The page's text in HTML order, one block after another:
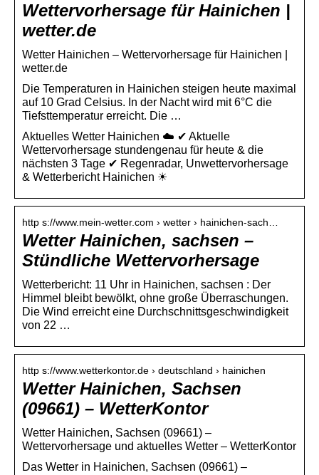
Wettervorhersage für Hainichen |
wetter.de
Wetter Hainichen – Wettervorhersage für Hainichen |
wetter.de
Die Temperaturen in Hainichen steigen heute maximal
auf 10 Grad Celsius. In der Nacht wird mit 6°C die
Tiefsttemperatur erreicht. Die …
Aktuelles Wetter Hainichen ☁️ ✔ Aktuelle
Wettervorhersage stundengenau für heute & die
nächsten 3 Tage ✔ Regenradar, Unwettervorhersage
& Wetterbericht Hainichen ☀
http s://www.mein-wetter.com › wetter › hainichen-sach…
Wetter Hainichen, sachsen –
Stündliche Wettervorhersage
Wetterbericht: 11 Uhr in Hainichen, sachsen : Der
Himmel bleibt bewölkt, ohne große Überraschungen.
Die Wind erreicht eine Durchschnittsgeschwindigkeit
von 22 …
http s://www.wetterkontor.de › deutschland › hainichen
Wetter Hainichen, Sachsen
(09661) – WetterKontor
Wetter Hainichen, Sachsen (09661) –
Wettervorhersage und aktuelles Wetter – WetterKontor
Das Wetter in Hainichen, Sachsen (09661) –